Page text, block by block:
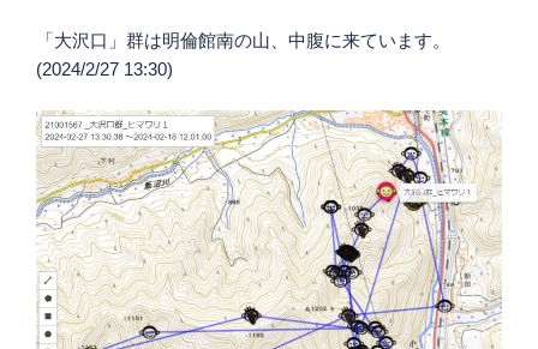
「大沢口」群は明倫館南の山、中腹に来ています。
(2024/2/27 13:30)